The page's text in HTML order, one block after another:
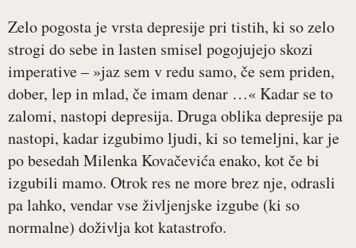
Zelo pogosta je vrsta depresije pri tistih, ki so zelo
strogi do sebe in lasten smisel pogojujejo skozi
imperative – »jaz sem v redu samo, če sem priden,
dober, lep in mlad, če imam denar …« Kadar se to
zalomi, nastopi depresija. Druga oblika depresije pa
nastopi, kadar izgubimo ljudi, ki so temeljni, kar je
po besedah Milenka Kovačevića enako, kot če bi
izgubili mamo. Otrok res ne more brez nje, odrasli
pa lahko, vendar vse življenjske izgube (ki so
normalne) doživlja kot katastrofo.